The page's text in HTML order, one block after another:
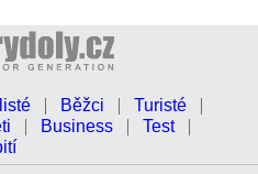
Běžci
Turisté
Business
Test